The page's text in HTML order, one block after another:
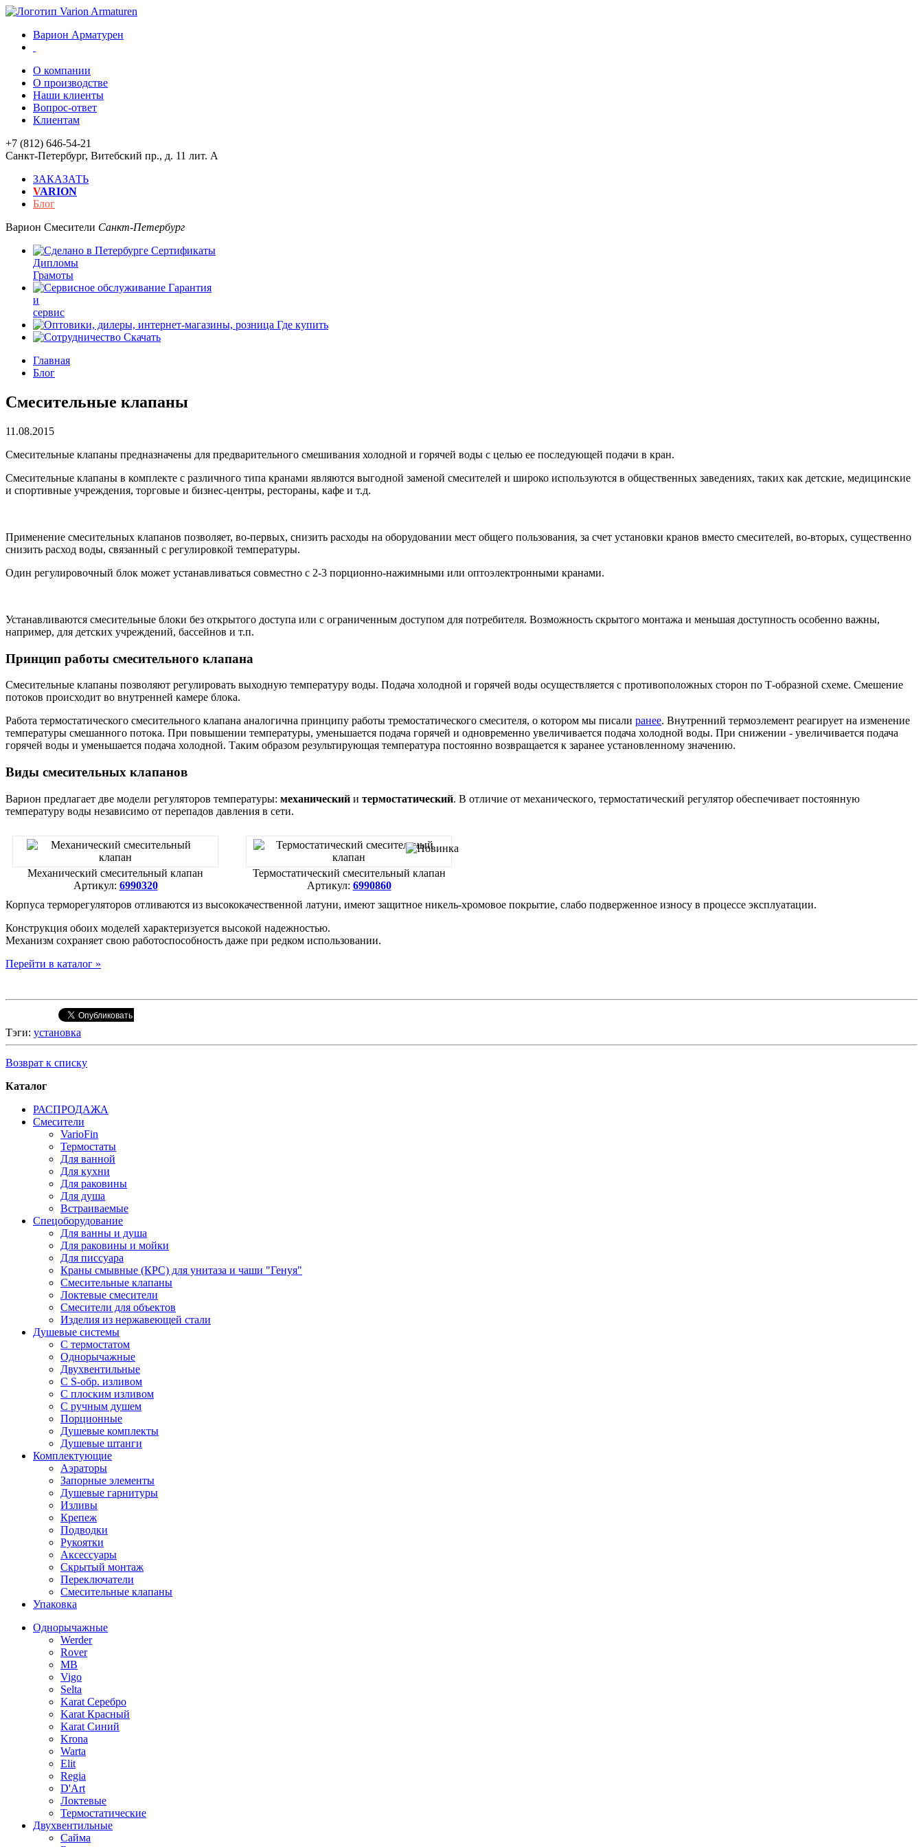
Варион Арматурен
О компании
О производстве
Наши клиенты
Вопрос-ответ
Клиентам
+7 (812) 646-54-21
Санкт-Петербург, Витебский пр., д. 11 лит. А
ЗАКАЗАТЬ
VARION
Блог
Варион Смесители Санкт-Петербург
Сертификаты
Дипломы
Грамоты
Гарантия
и
сервис
Где купить
Скачать
Главная
Блог
Смесительные клапаны
11.08.2015
Смесительные клапаны предназначены для предварительного смешивания холодной и горячей воды с целью ее последующей подачи в кран.
Смесительные клапаны в комплекте с различного типа кранами являются выгодной заменой смесителей и широко используются в общественных заведениях, таких как детские, медицинские
и спортивные учреждения, торговые и бизнес-центры, рестораны, кафе и т.д.
Применение смесительных клапанов позволяет, во-первых, снизить расходы на оборудовании мест общего пользования, за счет установки кранов вместо смесителей, во-вторых, существенно
снизить расход воды, связанный с регулировкой температуры.
Один регулировочный блок может устанавливаться совместно с 2-3 порционно-нажимными или оптоэлектронными кранами.
Устанавливаются смесительные блоки без открытого доступа или с ограниченным доступом для потребителя. Возможность скрытого монтажа и меньшая доступность особенно важны,
например, для детских учреждений, бассейнов и т.п.
Принцип работы смесительного клапана
Смесительные клапаны позволяют регулировать выходную температуру воды. Подача холодной и горячей воды осуществляется с противоположных сторон по Т-образной схеме. Смешение
потоков происходит во внутренней камере блока.
Работа термостатического смесительного клапана аналогична принципу работы тремостатического смесителя, о котором мы писали ранее. Внутренний термоэлемент реагирует на изменение
температуры смешанного потока. При повышении температуры, уменьшается подача горячей и одновременно увеличивается подача холодной воды. При снижении - увеличивается подача
горячей воды и уменьшается подача холодной. Таким образом результирующая температура постоянно возвращается к заранее установленному значению.
Виды смесительных клапанов
Варион предлагает две модели регуляторов температуры: механический и термостатический. В отличие от механического, термостатический регулятор обеспечивает постоянную
температуру воды независимо от перепадов давления в сети.
Механический смесительный клапан
Артикул: 6990320
Термостатический смесительный клапан
Артикул: 6990860
Корпуса терморегуляторов отливаются из высококачественной латуни, имеют защитное никель-хромовое покрытие, слабо подверженное износу в процессе эксплуатации.
Конструкция обоих моделей характеризуется высокой надежностью.
Механизм сохраняет свою работоспособность даже при редком использовании.
Перейти в каталог »
Тэги: установка
Возврат к списку
Каталог
РАСПРОДАЖА
Смесители
VarioFin
Термостаты
Для ванной
Для кухни
Для раковины
Для душа
Встраиваемые
Спецоборудование
Для ванны и душа
Для раковины и мойки
Для писсуара
Краны смывные (КРС) для унитаза и чаши "Генуя"
Смесительные клапаны
Локтевые смесители
Смесители для объектов
Изделия из нержавеющей стали
Душевые системы
С термостатом
Однорычажные
Двухвентильные
С S-обр. изливом
С плоским изливом
С ручным душем
Порционные
Душевые комплекты
Душевые штанги
Комплектующие
Аэраторы
Запорные элементы
Душевые гарнитуры
Изливы
Крепеж
Подводки
Рукоятки
Аксессуары
Скрытый монтаж
Переключатели
Смесительные клапаны
Упаковка
Однорычажные
Werder
Rover
MB
Vigo
Selta
Karat Серебро
Karat Красный
Karat Синий
Krona
Warta
Elit
Regia
D'Art
Локтевые
Термостатические
Двухвентильные
Сайма